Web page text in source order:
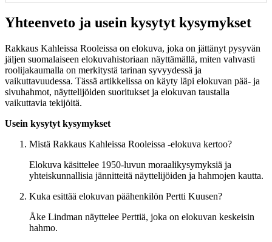
Yhteenveto ja usein kysytyt kysymykset
Rakkaus Kahleissa Rooleissa on elokuva, joka on jättänyt pysyvän
jäljen suomalaiseen elokuvahistoriaan näyttämällä, miten vahvasti
roolijakaumalla on merkitystä tarinan syvyydessä ja
vaikuttavuudessa. Tässä artikkelissa on käyty läpi elokuvan pää- ja
sivuhahmot, näyttelijöiden suoritukset ja elokuvan taustalla
vaikuttavia tekijöitä.
Usein kysytyt kysymykset
Mistä Rakkaus Kahleissa Rooleissa -elokuva kertoo?
Elokuva käsittelee 1950-luvun moraalikysymyksiä ja
yhteiskunnallisia jännitteitä näyttelijöiden ja hahmojen kautta.
Kuka esittää elokuvan päähenkilön Pertti Kuusen?
Åke Lindman näyttelee Perttiä, joka on elokuvan keskeisin
hahmo.